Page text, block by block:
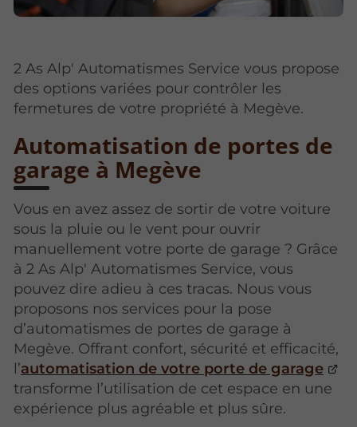
2 As Alp' Automatismes Service vous propose
des options variées pour contrôler les
fermetures de votre propriété à Megève.
Automatisation de portes de
garage à Megève
Vous en avez assez de sortir de votre voiture
sous la pluie ou le vent pour ouvrir
manuellement votre porte de garage ? Grâce
à 2 As Alp' Automatismes Service, vous
pouvez dire adieu à ces tracas. Nous vous
proposons nos services pour la pose
d’automatismes de portes de garage à
Megève. Offrant confort, sécurité et efficacité,
l’automatisation de votre porte de garage
transforme l’utilisation de cet espace en une
expérience plus agréable et plus sûre.